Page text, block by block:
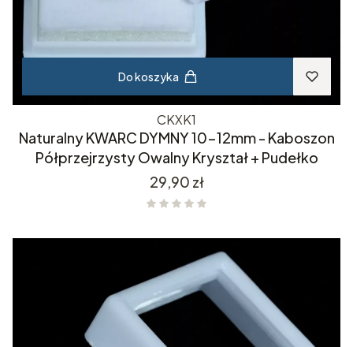
Do koszyka
CKXK1
Naturalny KWARC DYMNY 10-12mm - Kaboszon
Półprzejrzysty Owalny Kryształ + Pudełko
Cena
29,90 zł